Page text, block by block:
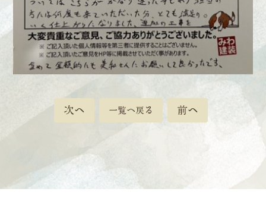
次へ 一覧へ戻る 前へ